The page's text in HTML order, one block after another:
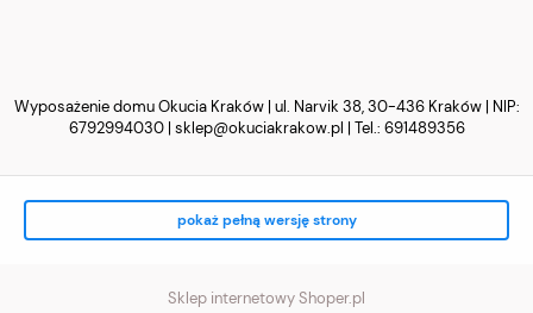
Wyposażenie domu Okucia Kraków | ul. Narvik 38, 30-436 Kraków | NIP:
6792994030 | sklep@okuciakrakow.pl | Tel.: 691489356
pokaż pełną wersję strony
Sklep internetowy Shoper.pl